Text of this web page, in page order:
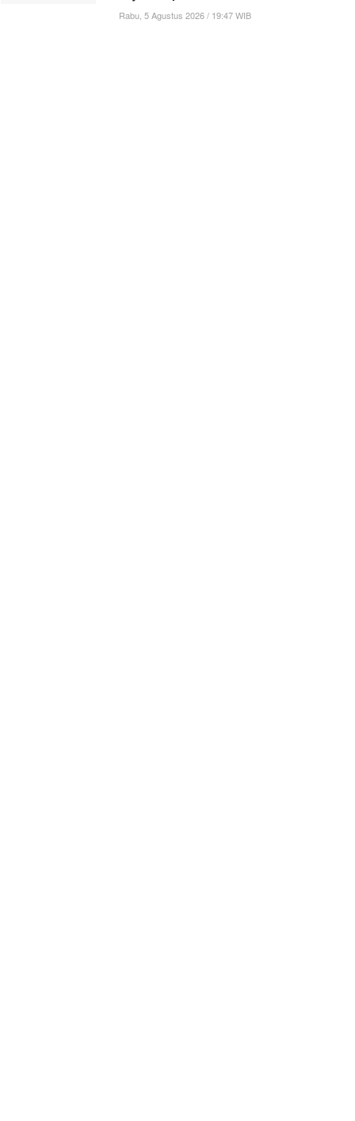
Rabu, 5 Agustus 2026 / 19:47 WIB